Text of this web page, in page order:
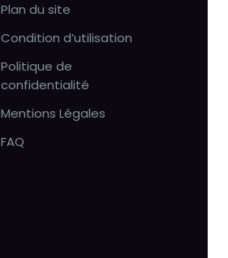
Plan du site
Condition d’utilisation
Politique de
confidentialité
Mentions Légales
FAQ